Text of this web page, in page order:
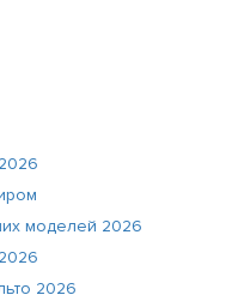
моделей 2026
2026